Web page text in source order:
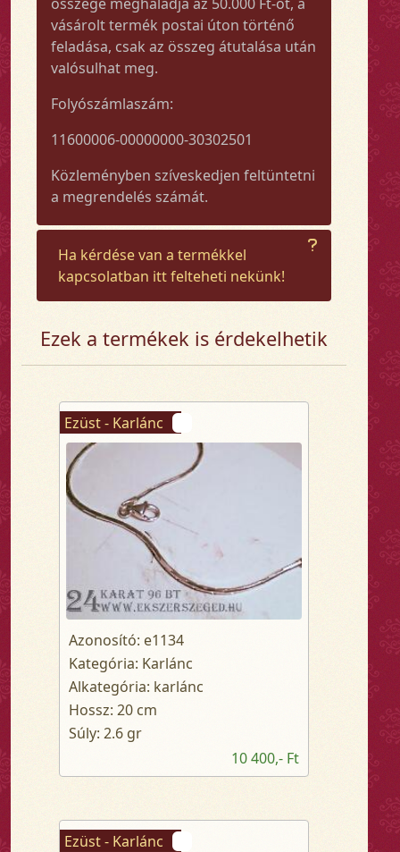
vásárolt termék postai úton történő
feladása, csak az összeg átutalása után
valósulhat meg.
Folyószámlaszám:
11600006-00000000-30302501
Közleményben szíveskedjen feltüntetni
a megrendelés számát.
Ha kérdése van a termékkel
kapcsolatban itt felteheti nekünk!
Ezek a termékek is érdekelhetik
Ezüst - Karlánc
Azonosító: e1134
Kategória: Karlánc
Alkategória: karlánc
Hossz: 20 cm
Súly: 2.6 gr
10 400,- Ft
Ezüst - Karlánc